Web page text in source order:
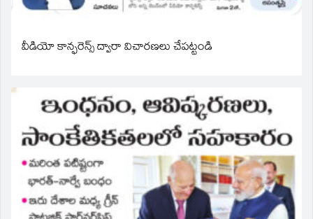
వీడియో కాన్ఫరెన్స్ ద్వారా విచారణలు చేపట్టండి